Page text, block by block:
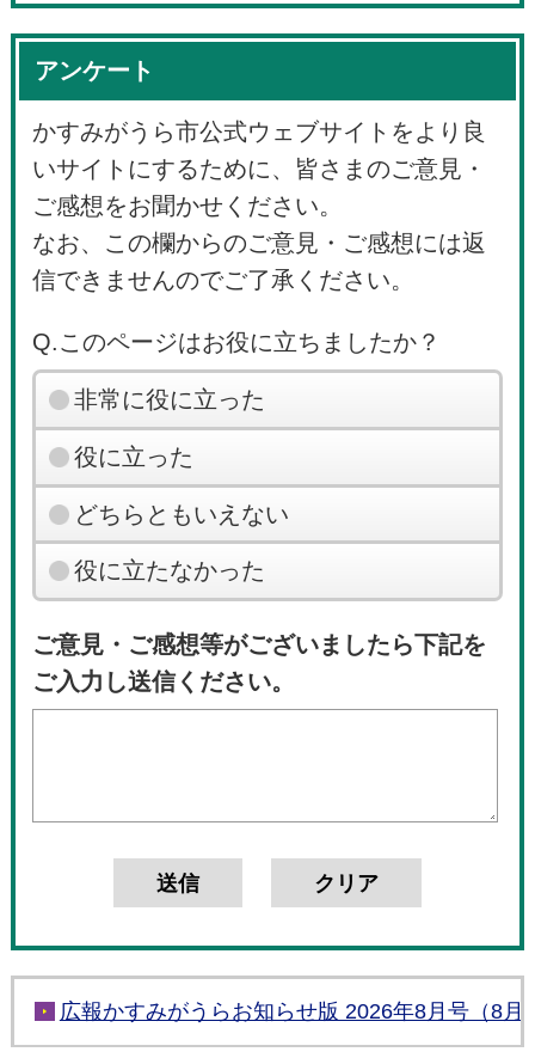
アンケート
かすみがうら市公式ウェブサイトをより良
いサイトにするために、皆さまのご意見・
ご感想をお聞かせください。
なお、この欄からのご意見・ご感想には返
信できませんのでご了承ください。
Q.このページはお役に立ちましたか？
非常に役に立った
役に立った
どちらともいえない
役に立たなかった
ご意見・ご感想等がございましたら下記を
ご入力し送信ください。
広報かすみがうらお知らせ版 2026年8月号（8月